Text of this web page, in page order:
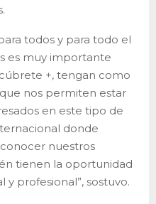
todos y para todo el
es muy importante
+, tengan como
nos permiten estar
en este tipo de
donde
nuestros
tienen la oportunidad
y profesional”, sostuvo.